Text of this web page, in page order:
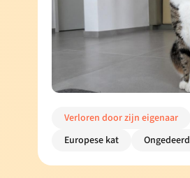
Verloren door zijn eigenaar
Europese kat
Ongedeerd